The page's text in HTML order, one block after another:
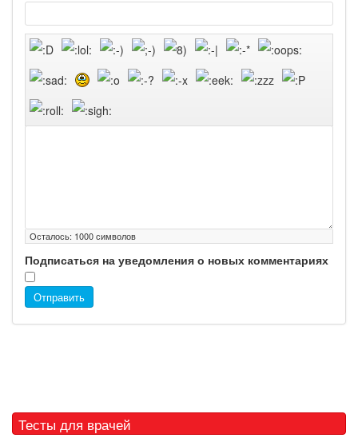
Осталось: 1000символов
Подписаться на уведомления о новых комментариях
Отправить
Тесты для врачей